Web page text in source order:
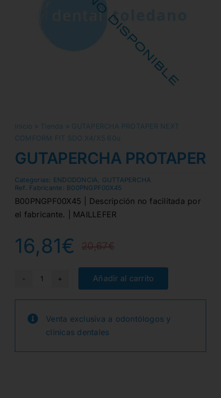
Inicio » Tienda » GUTAPERCHA PROTAPER NEXT
COMFORM FIT SDO.X4/X5 60u
GUTAPERCHA
Categorias: ENDODONCIA
GUTTAPERCHA
Ref. Fabricante: B00PNGPF00X45
B00PNGPF00X45 | Descripción no facilitada por
el fabricante. | MAILLEFER
20,67€El
precio
original
era:
20,67€.
16,81€
El
precio
actual
es:
16,81€.
GUTAPERCHA
PROTAPER
COMFORM
FIT
SDO.X4/X5
Añadir al carrito
Venta exclusiva a odontólogos y
clínicas dentales